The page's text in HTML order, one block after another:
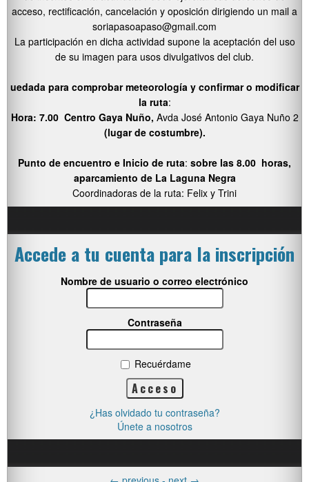
acceso, rectificación, cancelación y oposición dirigiendo un mail a
soriapasoapaso@gmail.com
La participación en dicha actividad supone la aceptación del uso
de su imagen para usos divulgativos del club.
uedada para comprobar meteorología y confirmar o modificar
la ruta:
Hora: 7.00 Centro Gaya Nuño, Avda José Antonio Gaya Nuño 2
(lugar de costumbre).
Punto de encuentro e Inicio de ruta: sobre las 8.00 horas,
aparcamiento de La Laguna Negra
Coordinadoras de la ruta: Felix y Trini
Accede a tu cuenta para la inscripción
Nombre de usuario o correo electrónico
Contraseña
Recuérdame
¿Has olvidado tu contraseña?
Únete a nosotros